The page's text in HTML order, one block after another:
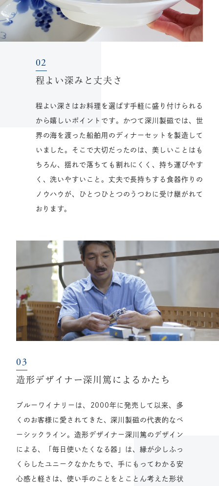
程よい深みと丈夫さ
程よい深さはお料理を選ばす手軽に盛り付けられる
から嬉しいポイントです。かつて深川製磁では、世
界の海を渡った船舶用のディナーセットを製造して
いました。そこで大切だったのは、美しいことはも
ちろん、揺れで落ちても割れにくく、持ち運びやす
く、洗いやすいこと。丈夫で長持ちする食器作りの
ノウハウが、ひとつひとつのうつわに受け継がれて
おります。
造形デザイナー深川篤によるかたち
ブルーワイナリーは、2000年に発売して以来、多
くのお客様に愛されてきた、深川製磁の代表的なベ
ーシックライン。造形デザイナー深川篤のデザイン
による、「毎日使いたくなる器」は、縁が少しふっ
くらしたユニークなかたちで、手にもってわかる安
心感と軽さは、使い手のことをとことん考えた形状